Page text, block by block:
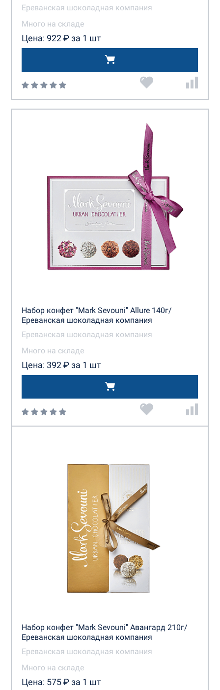
Ереванская шоколадная компания
Много на складе
Цена: 922 ₽ за 1 шт
Набор конфет "Mark Sevouni" Allure 140г/
Ереванская шоколадная компания
Ереванская шоколадная компания
Много на складе
Цена: 392 ₽ за 1 шт
Набор конфет "Mark Sevouni" Авангард 210г/
Ереванская шоколадная компания
Ереванская шоколадная компания
Много на складе
Цена: 575 ₽ за 1 шт